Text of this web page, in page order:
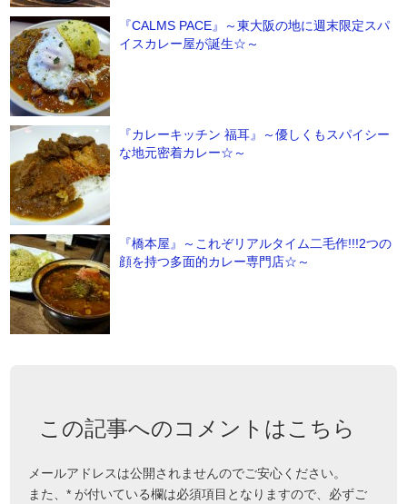
『CALMS PACE』～東大阪の地に週末限定スパ
イスカレー屋が誕生☆～
『カレーキッチン 福耳』～優しくもスパイシー
な地元密着カレー☆～
『橋本屋』～これぞリアルタイム二毛作!!!2つの
顔を持つ多面的カレー専門店☆～
この記事へのコメントはこちら
メールアドレスは公開されませんのでご安心ください。
また、* が付いている欄は必須項目となりますので、必ずご